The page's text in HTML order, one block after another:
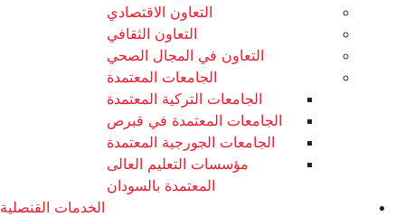
التعاون الاقتصادي
التعاون الثقافي
التعاون في المجال الصحي
الجامعات المعتمدة
الجامعات التركية المعتمدة
الجامعات المعتمدة في قبرص
الجامعات الجورجية المعتمدة
مؤسسات التعليم العالى
المعتمدة بالسودان
الخدمات القنصلية